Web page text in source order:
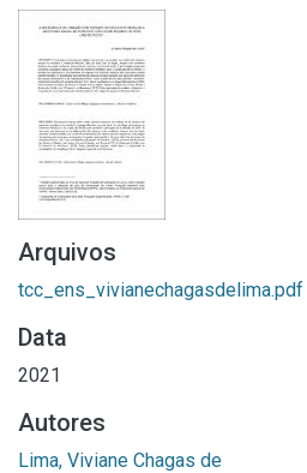
Arquivos
tcc_ens_vivianechagasdelima.pdf
Data
2021
Autores
Lima, Viviane Chagas de